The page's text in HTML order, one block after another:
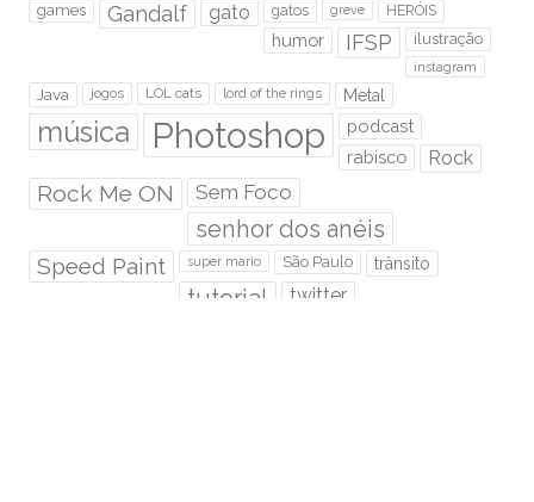
games Gandalf gato gatos greve HERÓIS
humor IFSP ilustração
instagram
Java jogos LOL cats lord of the rings Metal
música Photoshop
podcast
rabisco
Rock
Rock Me ON Sem Foco
senhor dos anéis
Speed Paint super mario São Paulo trânsito
tutorial twitter